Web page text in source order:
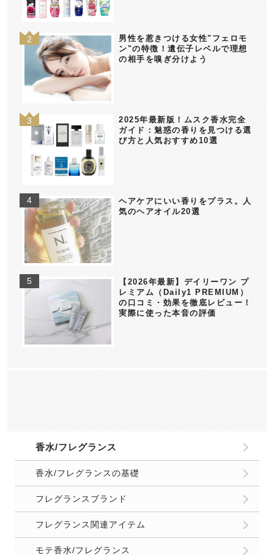
男性を惹きつける女性"フェロモ
ン"の特徴！遺伝子レベルで理想
の相手を嗅ぎ分けよう
2025年最新版！ムスク香水完全
ガイド：魅惑の香りを見つける選
び方と人気おすすめ10選
ヘアケアにいい香りをプラス。人
気のヘアオイル20選
【2026年最新】デイリーワン プ
レミアム（Daily1 PREMIUM）
の口コミ・効果を徹底レビュー！
実際に使った本音の評価
香水/フレグランス
香水/フレグランスの基礎
フレグランスブランド
フレグランス関連アイテム
モテ香水/フレグランス